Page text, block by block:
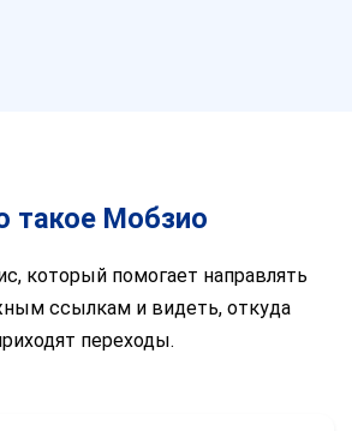
такое Мобзио
который помогает направлять
ссылкам и видеть, откуда
переходы.